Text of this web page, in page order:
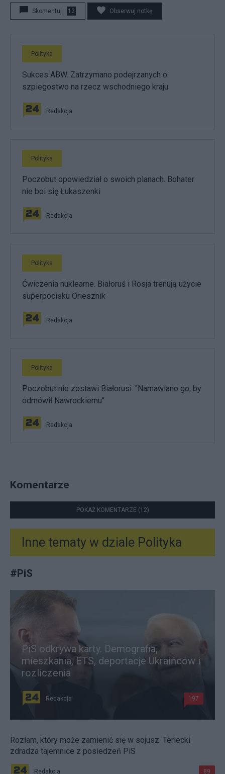
Skomentuj 12 Obserwuj notkę
Polityka
Sukces ABW. Zatrzymano podejrzanych o
szpiegostwo na rzecz wschodniego kraju
Redakcja
Polityka
Poczobut opowiedział o swoich planach. Bohater
nie boi się Łukaszenki
Redakcja
Polityka
Ćwiczenia nuklearne. Białoruś i Rosja trenują użycie
superpocisku Oriesznik
Redakcja
Polityka
Poczobut nie zostawi Białorusi. "Namawiano go, by
odmówił Nawrockiemu"
Redakcja
Komentarze
POKAŻ KOMENTARZE (12)
Inne tematy w dziale Polityka
#PiS
PiS odkrywa karty. Demografia,
mieszkania, ETS, deportacje Ukraińców i
rozliczenia
Redakcja 197
Rozłam, który może zamienić się w sojusz. Terlecki
zdradza tajemnice z posiedzeń PiS
Redakcja 89